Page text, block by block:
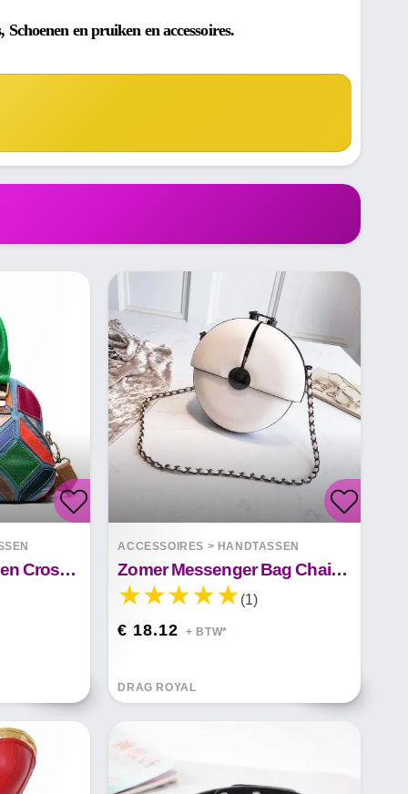
en pruiken en accessoires.
Hoofdlaag Kleur Leren Cross - Slung Handtas
ACCESSOIRES > HANDTASSEN
Zomer Messenger Bag Chain Kleine Ronde Tas
(1)
€ 18.12 + BTW*
DRAG ROYAL